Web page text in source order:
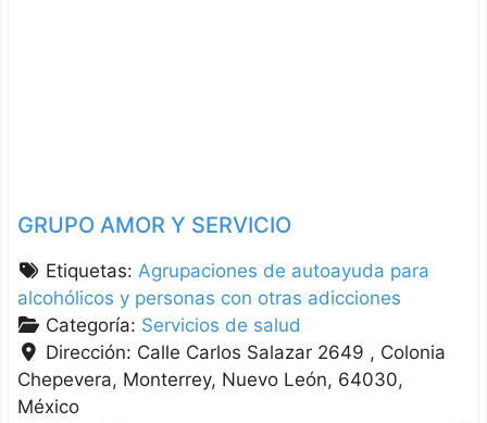
GRUPO AMOR Y SERVICIO
Etiquetas: Agrupaciones de autoayuda para
alcohólicos y personas con otras adicciones
Categoría: Servicios de salud
Dirección: Calle Carlos Salazar 2649 , Colonia
Chepevera Monterrey Nuevo León 64030
México